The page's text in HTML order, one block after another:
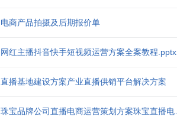
电商产品拍摄及后期报价单
网红主播抖音快手短视频运营方案全案教程.pptx
直播基地建设方案产业直播供销平台解决方案
珠宝品牌公司直播电商运营策划方案珠宝直播电商年度运营计划方案珠宝品牌直播带货方案